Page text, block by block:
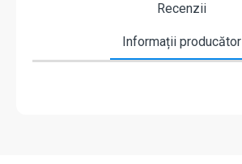
Recenzii
Informații producător